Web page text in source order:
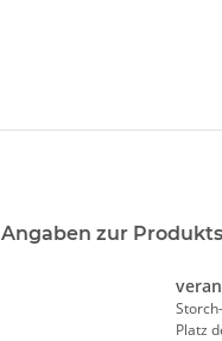
Angaben zur
Platz